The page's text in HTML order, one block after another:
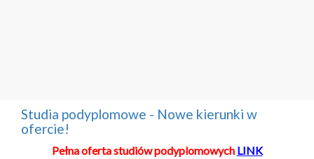
Studia podyplomowe - Nowe kierunki w
ofercie!
Pełna oferta studiów podyplomowych LINK